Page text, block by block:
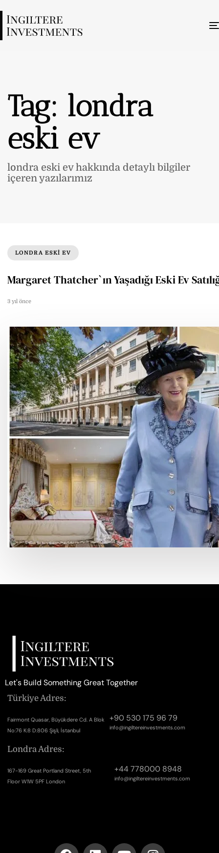
Tag: londra
eski ev
londra eski ev hakkında detaylı bilgiler
içeren yazılarımız
LONDRA ESKI EV
Margaret Thatcher`ın Yaşadığı Eski Ev
3 yıl önce
Let's Build Something Great Together
Türkiye Adres:
Fairmont Quasar, Büyükdere Cd. A Blok
No:76 K:8 D:806 Şişli, İstanbul
+90 530 175 96 79
info@ingiltereinvestments.com
Londra Adres:
167-169 Great Portland Street, 5th
Floor W1W 5PF London
+44 778000 8948
info@ingiltereinvestments.com